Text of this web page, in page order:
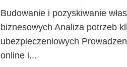
Budowanie i pozyskiwanie
biznesowych Analiza potrzeb
ubezpieczeniowych
online i...